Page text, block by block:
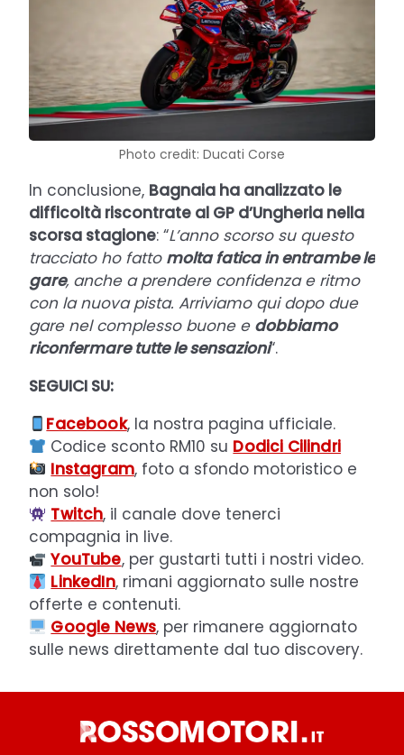
Photo credit: Ducati Corse
In conclusione, Bagnaia ha analizzato le
difficoltà riscontrate al GP d’Ungheria nella
scorsa stagione: “L’anno scorso su questo
tracciato ho fatto molta fatica in entrambe le
gare, anche a prendere confidenza e ritmo
con la nuova pista. Arriviamo qui dopo due
gare nel complesso buone e dobbiamo
riconfermare tutte le sensazioni“.
SEGUICI SU:
Facebook, la nostra pagina ufficiale.
Codice sconto RM10 su Dodici Cilindri
Instagram, foto a sfondo motoristico e
non solo!
Twitch, il canale dove tenerci
compagnia in live.
YouTube, per gustarti tutti i nostri video.
LinkedIn, rimani aggiornato sulle nostre
offerte e contenuti.
Google News, per rimanere aggiornato
sulle news direttamente dal tuo discovery.